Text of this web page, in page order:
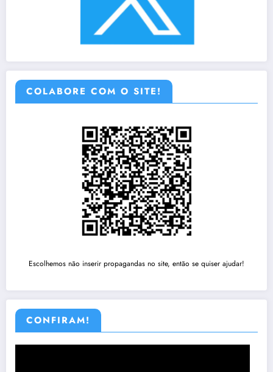
COLABORE COM O SITE!
Escolhemos não inserir propagandas no site, então se quiser ajudar!
CONFIRAM!